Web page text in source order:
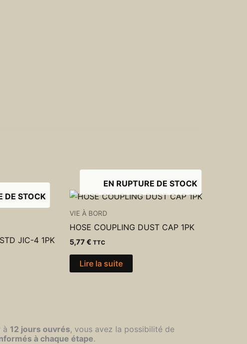
DE STOCK
JIC-4 1PK
EN RUPTURE DE STOCK
VIE À BORD
HOSE COUPLING DUST CAP 1PK
5,77 € TTC
Lire la suite
à 12 jours ouvrés, vous avez la possibilité de
à chaque étape.